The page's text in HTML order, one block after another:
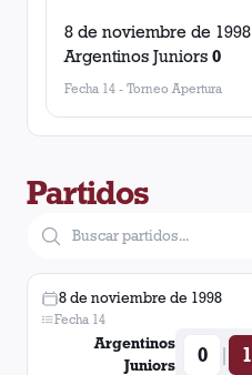
8 de noviembre de 1998
Argentinos Juniors 0
Fecha 14 - Torneo Apertura
Partidos
8 de noviembre de 1998
Fecha 14
Argentinos
Juniors
0 | 1